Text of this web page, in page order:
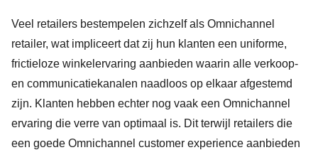
Veel retailers bestempelen zichzelf als Omnichannel
retailer, wat impliceert dat zij hun klanten een uniforme,
frictieloze winkelervaring aanbieden waarin alle verkoop-
en communicatiekanalen naadloos op elkaar afgestemd
zijn. Klanten hebben echter nog vaak een Omnichannel
ervaring die verre van optimaal is. Dit terwijl retailers die
een goede Omnichannel customer experience aanbieden